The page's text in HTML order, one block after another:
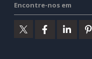
Encontre-nos em